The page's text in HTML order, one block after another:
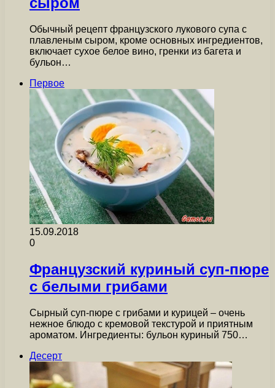
Обычный рецепт французского лукового супа с
плавленым сыром, кроме основных ингредиентов,
включает сухое белое вино, гренки из багета и
бульон…
Первое
15.09.2018
0
Французский куриный суп-пюре
с белыми грибами
Сырный суп-пюре с грибами и курицей – очень
нежное блюдо с кремовой текстурой и приятным
ароматом. Ингредиенты: бульон куриный 750…
Десерт